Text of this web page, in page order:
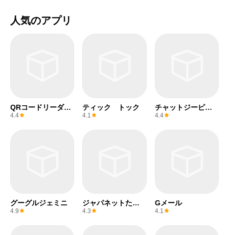
人気のアプリ
QRコードリーダー
(無料)
4.4
ティック トック
4.1
チャットジーピー
ティー
4.4
グーグルジェミニ
4.9
ジャパネットたか
た
4.3
Gメール
4.1